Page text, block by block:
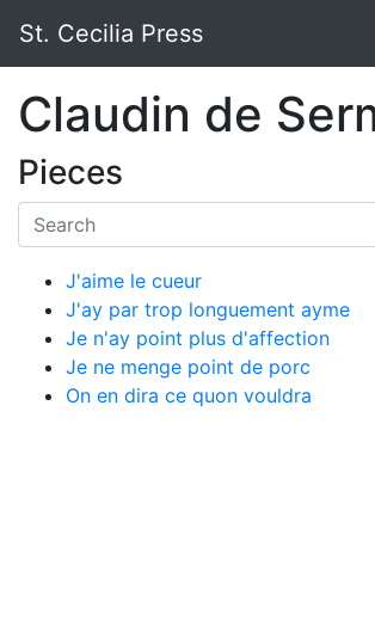
St. Cecilia Press
Claudin de
Pieces
J'aime le cueur
J'ay par trop longuement ayme
Je n'ay point plus d'affection
Je ne menge point de porc
On en dira ce quon vouldra